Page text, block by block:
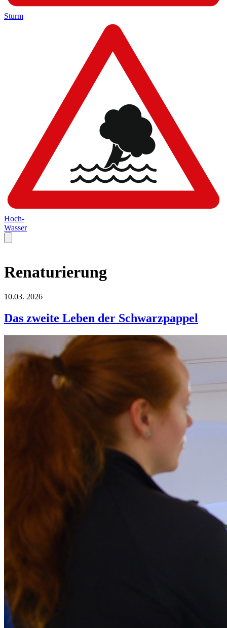
Sturm
Hoch-
Wasser
Renaturierung
10.03. 2026
Das zweite Leben der Schwarzpappel